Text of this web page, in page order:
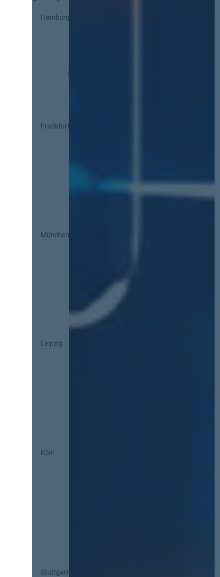
Hamburg
Frankfurt
München
Leipzig
Köln
Stuttgart